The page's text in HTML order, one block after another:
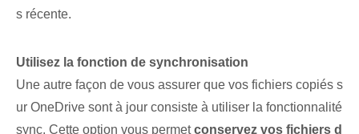
s récente.
Utilisez la fonction de synchronisation
Une autre façon de vous assurer que vos fichiers copiés s
ur OneDrive sont à jour consiste à utiliser la fonctionnalité
⁢sync. Cette option vous permetconservez vos fichiers d